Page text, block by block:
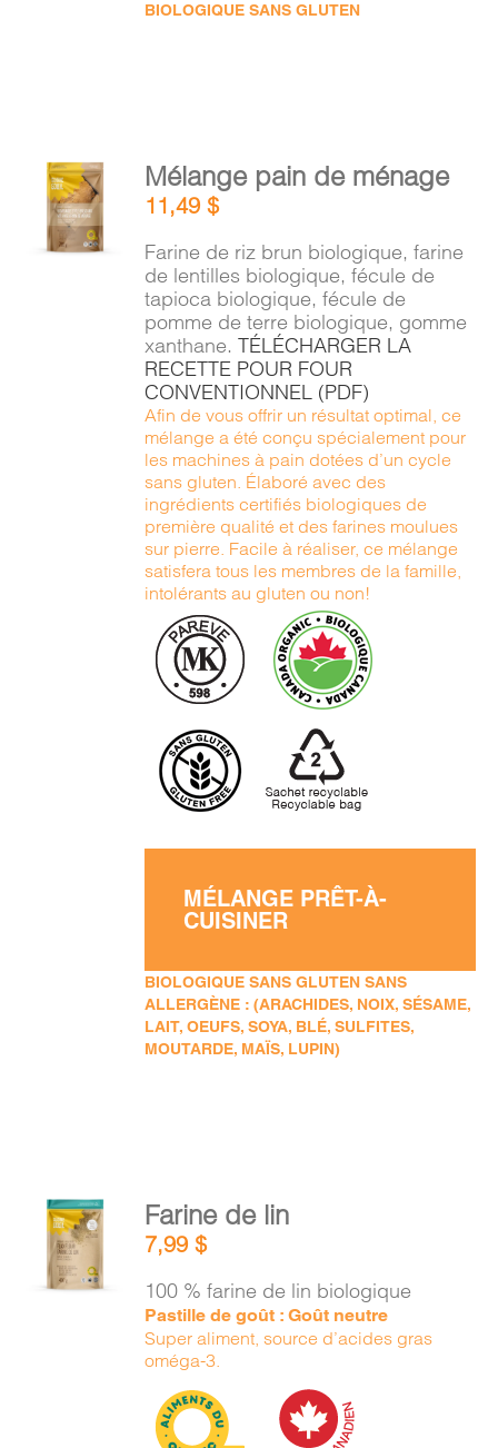
BIOLOGIQUE SANS GLUTEN
AJOUTER
AU
PANIER
DÉTAILS
Mélange pain de ménage
11,49$
Farine de riz brun biologique, farine
de lentilles biologique, fécule de
tapioca biologique, fécule de
pomme de terre biologique, gomme
xanthane.TÉLÉCHARGER LA
RECETTE POUR FOUR
CONVENTIONNEL (PDF)
Afin de vous offrir un résultat optimal, ce
mélange a été conçu spécialement pour
les machines à pain dotées d’un cycle
sans gluten. Élaboré avec des
ingrédients certifiés biologiques de
première qualité et des farines moulues
sur pierre. Facile à réaliser, ce mélange
satisfera tous les membres de la famille,
intolérants au gluten ou non!
MÉLANGE PRÊT-À-
CUISINER
BIOLOGIQUE SANS GLUTEN SANS
ALLERGÈNE : (ARACHIDES, NOIX, SÉSAME,
LAIT, OEUFS, SOYA, BLÉ, SULFITES,
MOUTARDE, MAÏS, LUPIN)
AJOUTER
AU
PANIER
/
Farine de lin
7,99$
100 % farine de lin biologique
Pastille de goût : Goût neutre
Super aliment, source d’acides gras
oméga-3.